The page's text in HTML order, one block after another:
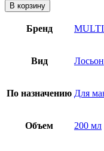
В корзину
Бренд
Вид Лосьон
По назначению Для
Объем 200 мл